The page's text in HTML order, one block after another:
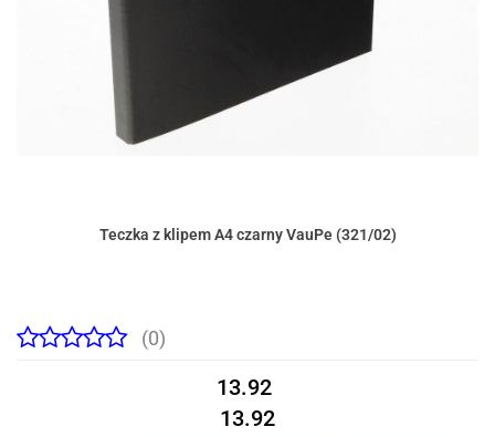
Teczka z klipem A4 czarny VauPe (321/02)
(0)
13.92
13.92